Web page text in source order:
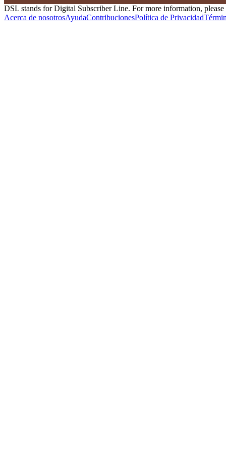
DSL stands for Digital Subscriber Line. For more information,
Acerca de nosotrosAyudaContribucionesPolítica de Privacidad